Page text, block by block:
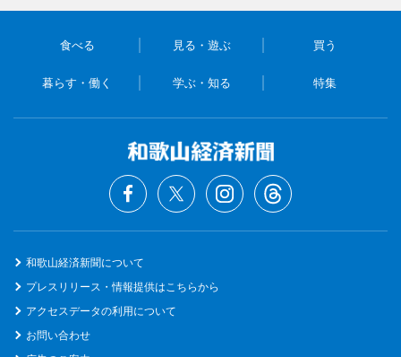
食べる 見る・遊ぶ 買う
暮らす・働く 学ぶ・知る 特集
和歌山経済新聞について
プレスリリース・情報提供はこちらから
アクセスデータの利用について
お問い合わせ